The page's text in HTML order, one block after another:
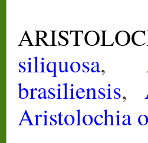
siliquosa,
brasiliensis,
Aristolochia